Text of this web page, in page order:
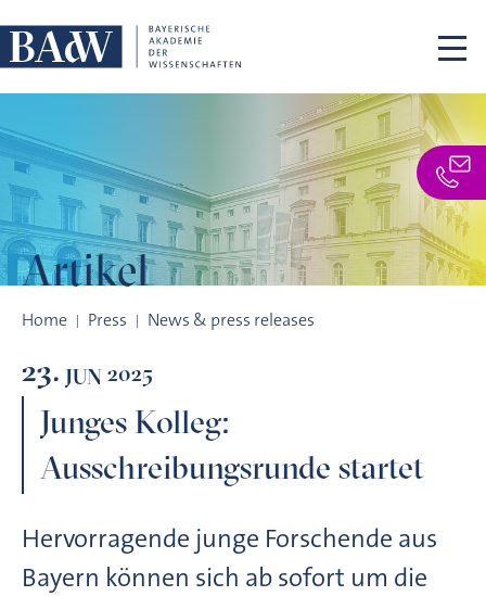
Artikel
Home Press News & press releases
23. JUN 2025
Junges Kolleg:
Ausschreibungsrunde startet
Hervorragende junge Forschende aus
Bayern können sich ab sofort um die